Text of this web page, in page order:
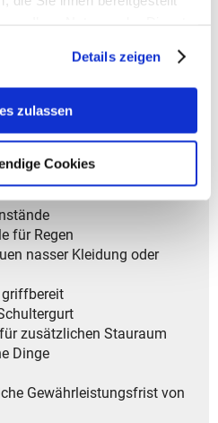
Details zeigen
zulassen
Cookies
für optimalen Halt
3 Liter
Seiten für schnellen
Transport
für Regen
nasser Kleidung oder
griffbereit
zusätzlichen Stauraum
Dinge
Gewährleistungsfrist von